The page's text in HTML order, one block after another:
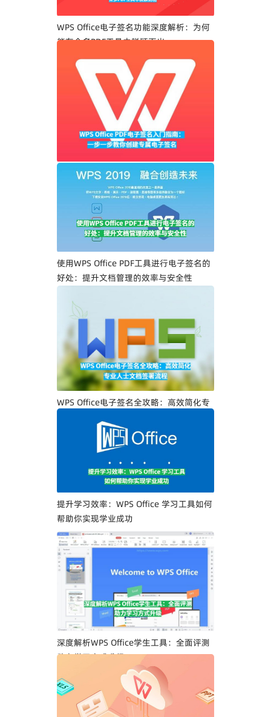
WPS Office电子签名功能深度解析：为何
能在众多PDF工具中脱颖而出
WPS Office PDF电子签名入门指南：一步
一步教你创建专属电子签名
使用WPS Office PDF工具进行电子签名的
好处：提升文档管理的效率与安全性
WPS Office电子签名全攻略：高效简化专
提升学习效率：WPS Office 学习工具如何
帮助你实现学业成功
深度解析WPS Office学生工具：全面评测
助力学习方式升级